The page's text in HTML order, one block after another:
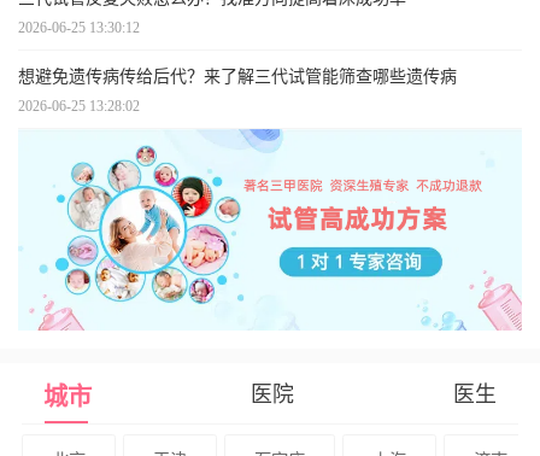
2026-06-25 13:30:12
想避免遗传病传给后代？来了解三代试管能筛查哪些遗传病
2026-06-25 13:28:02
城市 医院 医生